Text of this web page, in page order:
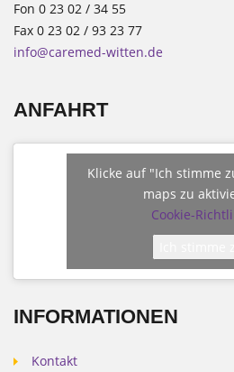
Fon 0 23 02 / 34 55
Fax 0 23 02 / 93 23 77
info@caremed-witten.de
ANFAHRT
Klicke auf "Ich stimme
maps zu
Cookie-
INFORMATIONEN
Kontakt